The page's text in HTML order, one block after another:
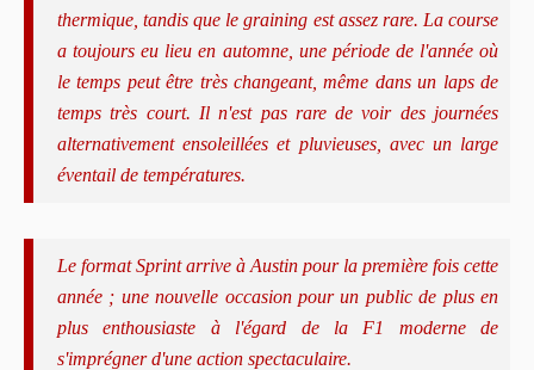
thermique, tandis que le graining est assez rare. La course
a toujours eu lieu en automne, une période de l'année où
le temps peut être très changeant, même dans un laps de
temps très court. Il n'est pas rare de voir des journées
alternativement ensoleillées et pluvieuses, avec un large
éventail de températures.
Le format Sprint arrive à Austin pour la première fois cette
année ; une nouvelle occasion pour un public de plus en
plus enthousiaste à l'égard de la F1 moderne de
s'imprégner d'une action spectaculaire.